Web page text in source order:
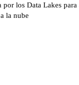
por los Data Lakes para
la nube